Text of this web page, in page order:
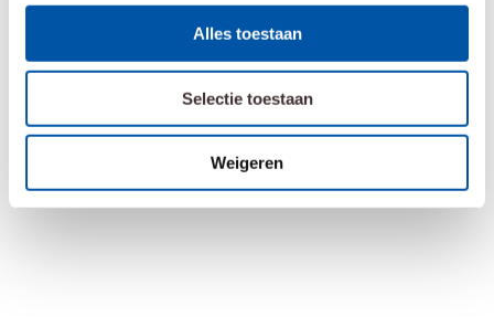
Alles toestaan
Selectie toestaan
Weigeren